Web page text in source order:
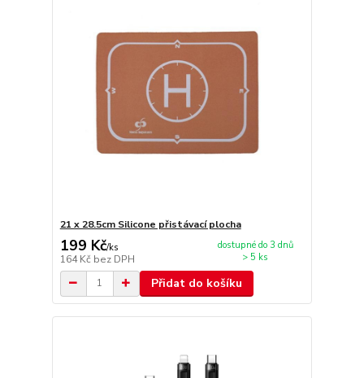
21 x 28.5cm Silicone přistávací plocha
199 Kč/ks
164 Kč bez DPH
dostupné do 3 dnů
> 5 ks
Přidat do košíku